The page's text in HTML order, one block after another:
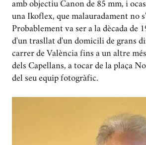
amb objectiu Canon de 85 mm, i
una Ikoflex, que malauradament no
Probablement va ser a la dècada de
d'un trasllat d'un domicili de grans
carrer de València fins a un altre
dels Capellans, a tocar de la plaça
del seu equip fotogràfic.